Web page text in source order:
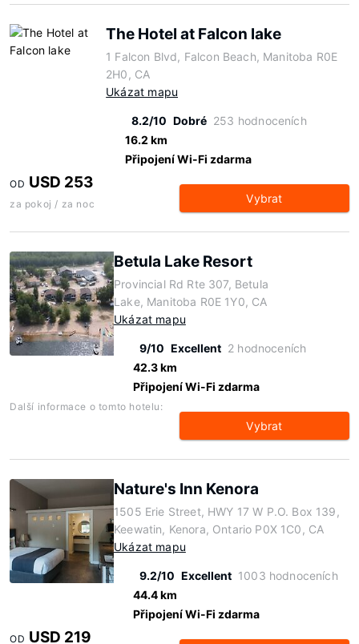
The Hotel at Falcon lake
1 Falcon Blvd, Falcon Beach, Manitoba R0E
2H0, CA
Ukázat mapu
8.2/10 Dobré 253 hodnoceních
16.2 km
Připojení Wi-Fi zdarma
OD USD 253
za pokoj / za noc Vybrat
Betula Lake Resort
Provincial Rd Rte 307, Betula
Lake, Manitoba R0E 1Y0, CA
Ukázat mapu
9/10 Excellent 2 hodnoceních
42.3 km
Připojení Wi-Fi zdarma
Další informace o tomto hotelu:
Vybrat
Nature's Inn Kenora
1505 Erie Street, HWY 17 W P.O. Box 139,
Keewatin, Kenora, Ontario P0X 1C0, CA
Ukázat mapu
9.2/10 Excellent 1003 hodnoceních
44.4 km
Připojení Wi-Fi zdarma
OD USD 219